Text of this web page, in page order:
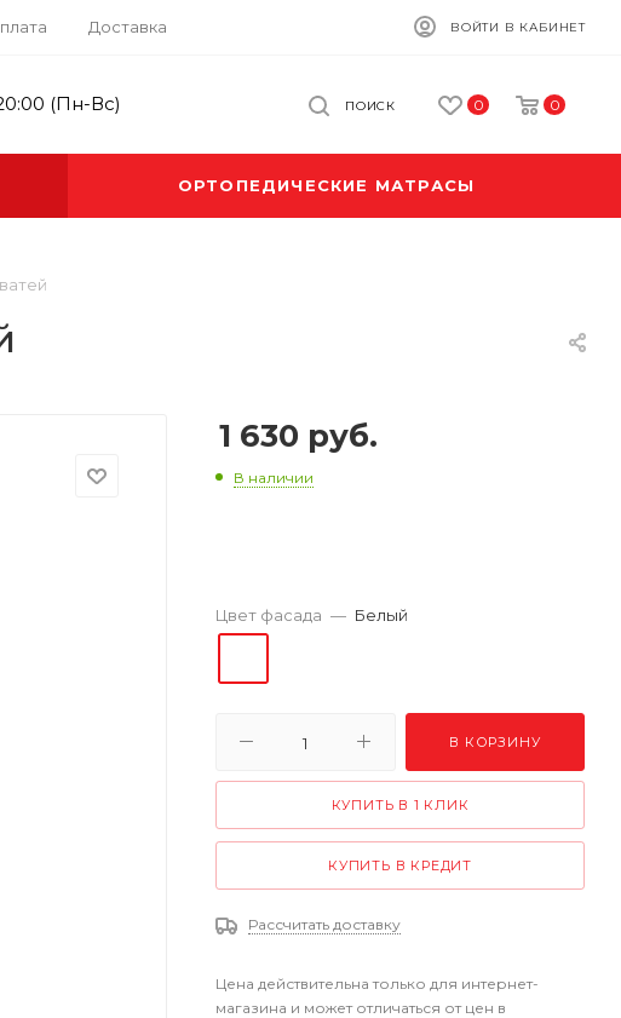
Доставка ВОЙТИ В КАБИНЕТ
(Пн-Вс) 0 0
ПОИСК
ОРТОПЕДИЧЕСКИЕ МАТРАСЫ
1 630 руб.
В наличии
Цвет фасада — Белый
В КОРЗИНУ
КУПИТЬ В 1 КЛИК
КУПИТЬ В КРЕДИТ
Рассчитать доставку
Цена действительна только для интернет-
магазина и может отличаться от цен в